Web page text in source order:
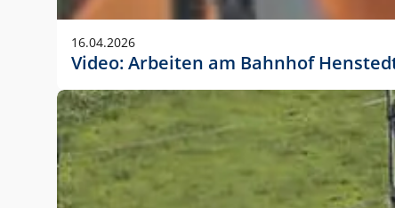
Die Logohöhe beträgt 4 – 10 % der jeweiligen
folgende fest definierte Anwendungsgrößen im
DIN A3 – 15 mm hoch (5 %)
DIN A1 – 39 mm hoch (5 %)
DIN lang – 10 mm hoch (5 %)
1080 x 1080 px – 78 px hoch (7 %)
16.04.2026
Video: Arbeiten am Bahnhof